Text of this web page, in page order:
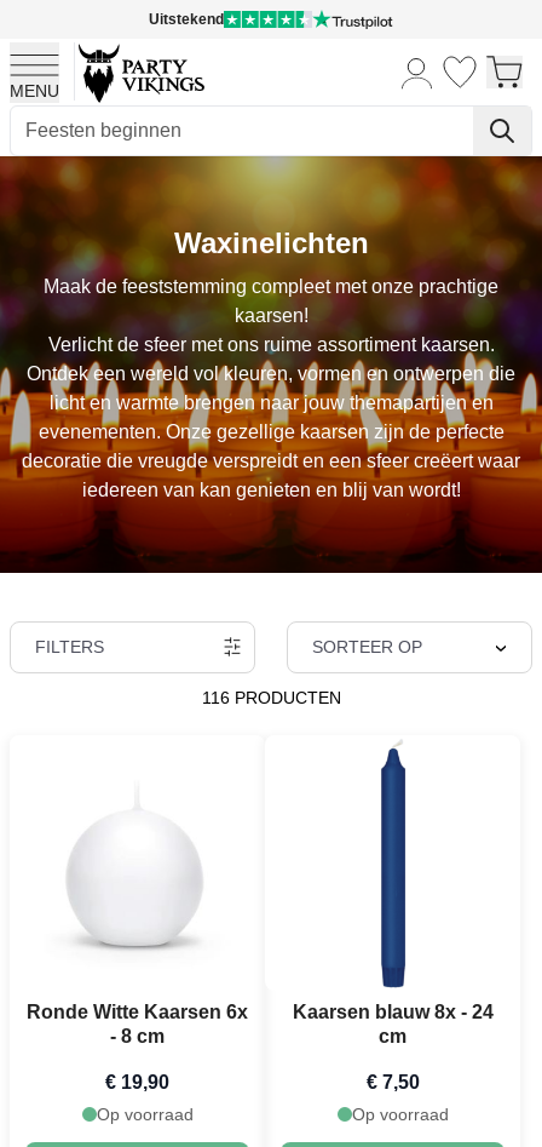
Uitstekend
MENU
Ga naar de inhoud
Waxinelichten
Maak de feeststemming compleet met onze prachtige
kaarsen!
Verlicht de sfeer met ons ruime assortiment kaarsen.
Ontdek een wereld vol kleuren, vormen en ontwerpen die
licht en warmte brengen naar jouw themapartijen en
evenementen. Onze gezellige kaarsen zijn de perfecte
decoratie die vreugde verspreidt en een sfeer creëert waar
iedereen van kan genieten en blij van wordt!
FILTERS SORTEER OP
116 PRODUCTEN
Ronde Witte Kaarsen 6x
- 8 cm
€ 19,90
Op voorraad
Kaarsen blauw 8x - 24
cm
€ 7,50
Op voorraad